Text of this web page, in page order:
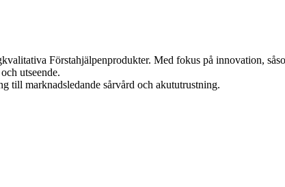
Förstahjälpenprodukter. Med fokus på innovation,
utseende.
till marknadsledande sårvård och akututrustning.